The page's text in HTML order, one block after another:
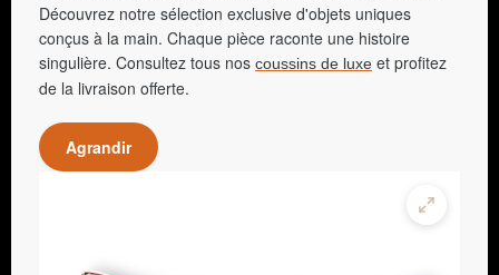
Découvrez notre sélection exclusive d'objets uniques
conçus à la main. Chaque pièce raconte une histoire
singulière. Consultez tous nos coussins de luxe et profitez
de la livraison offerte.
Agrandir